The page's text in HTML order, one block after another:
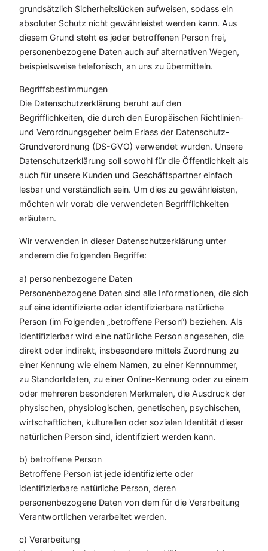
grundsätzlich Sicherheitslücken aufweisen, sodass ein
absoluter Schutz nicht gewährleistet werden kann. Aus
diesem Grund steht es jeder betroffenen Person frei,
personenbezogene Daten auch auf alternativen Wegen,
beispielsweise telefonisch, an uns zu übermitteln.
Begriffsbestimmungen
Die Datenschutzerklärung beruht auf den
Begrifflichkeiten, die durch den Europäischen Richtlinien-
und Verordnungsgeber beim Erlass der Datenschutz-
Grundverordnung (DS-GVO) verwendet wurden. Unsere
Datenschutzerklärung soll sowohl für die Öffentlichkeit als
auch für unsere Kunden und Geschäftspartner einfach
lesbar und verständlich sein. Um dies zu gewährleisten,
möchten wir vorab die verwendeten Begrifflichkeiten
erläutern.
Wir verwenden in dieser Datenschutzerklärung unter
anderem die folgenden Begriffe:
a) personenbezogene Daten
Personenbezogene Daten sind alle Informationen, die sich
auf eine identifizierte oder identifizierbare natürliche
Person (im Folgenden „betroffene Person“) beziehen. Als
identifizierbar wird eine natürliche Person angesehen, die
direkt oder indirekt, insbesondere mittels Zuordnung zu
einer Kennung wie einem Namen, zu einer Kennnummer,
zu Standortdaten, zu einer Online-Kennung oder zu einem
oder mehreren besonderen Merkmalen, die Ausdruck der
physischen, physiologischen, genetischen, psychischen,
wirtschaftlichen, kulturellen oder sozialen Identität dieser
natürlichen Person sind, identifiziert werden kann.
b) betroffene Person
Betroffene Person ist jede identifizierte oder
identifizierbare natürliche Person, deren
personenbezogene Daten von dem für die Verarbeitung
Verantwortlichen verarbeitet werden.
c) Verarbeitung